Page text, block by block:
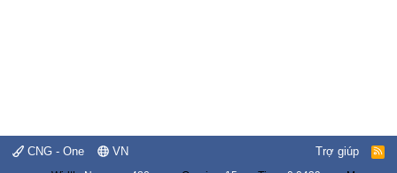
CNG - One VN Trợ giúp
R